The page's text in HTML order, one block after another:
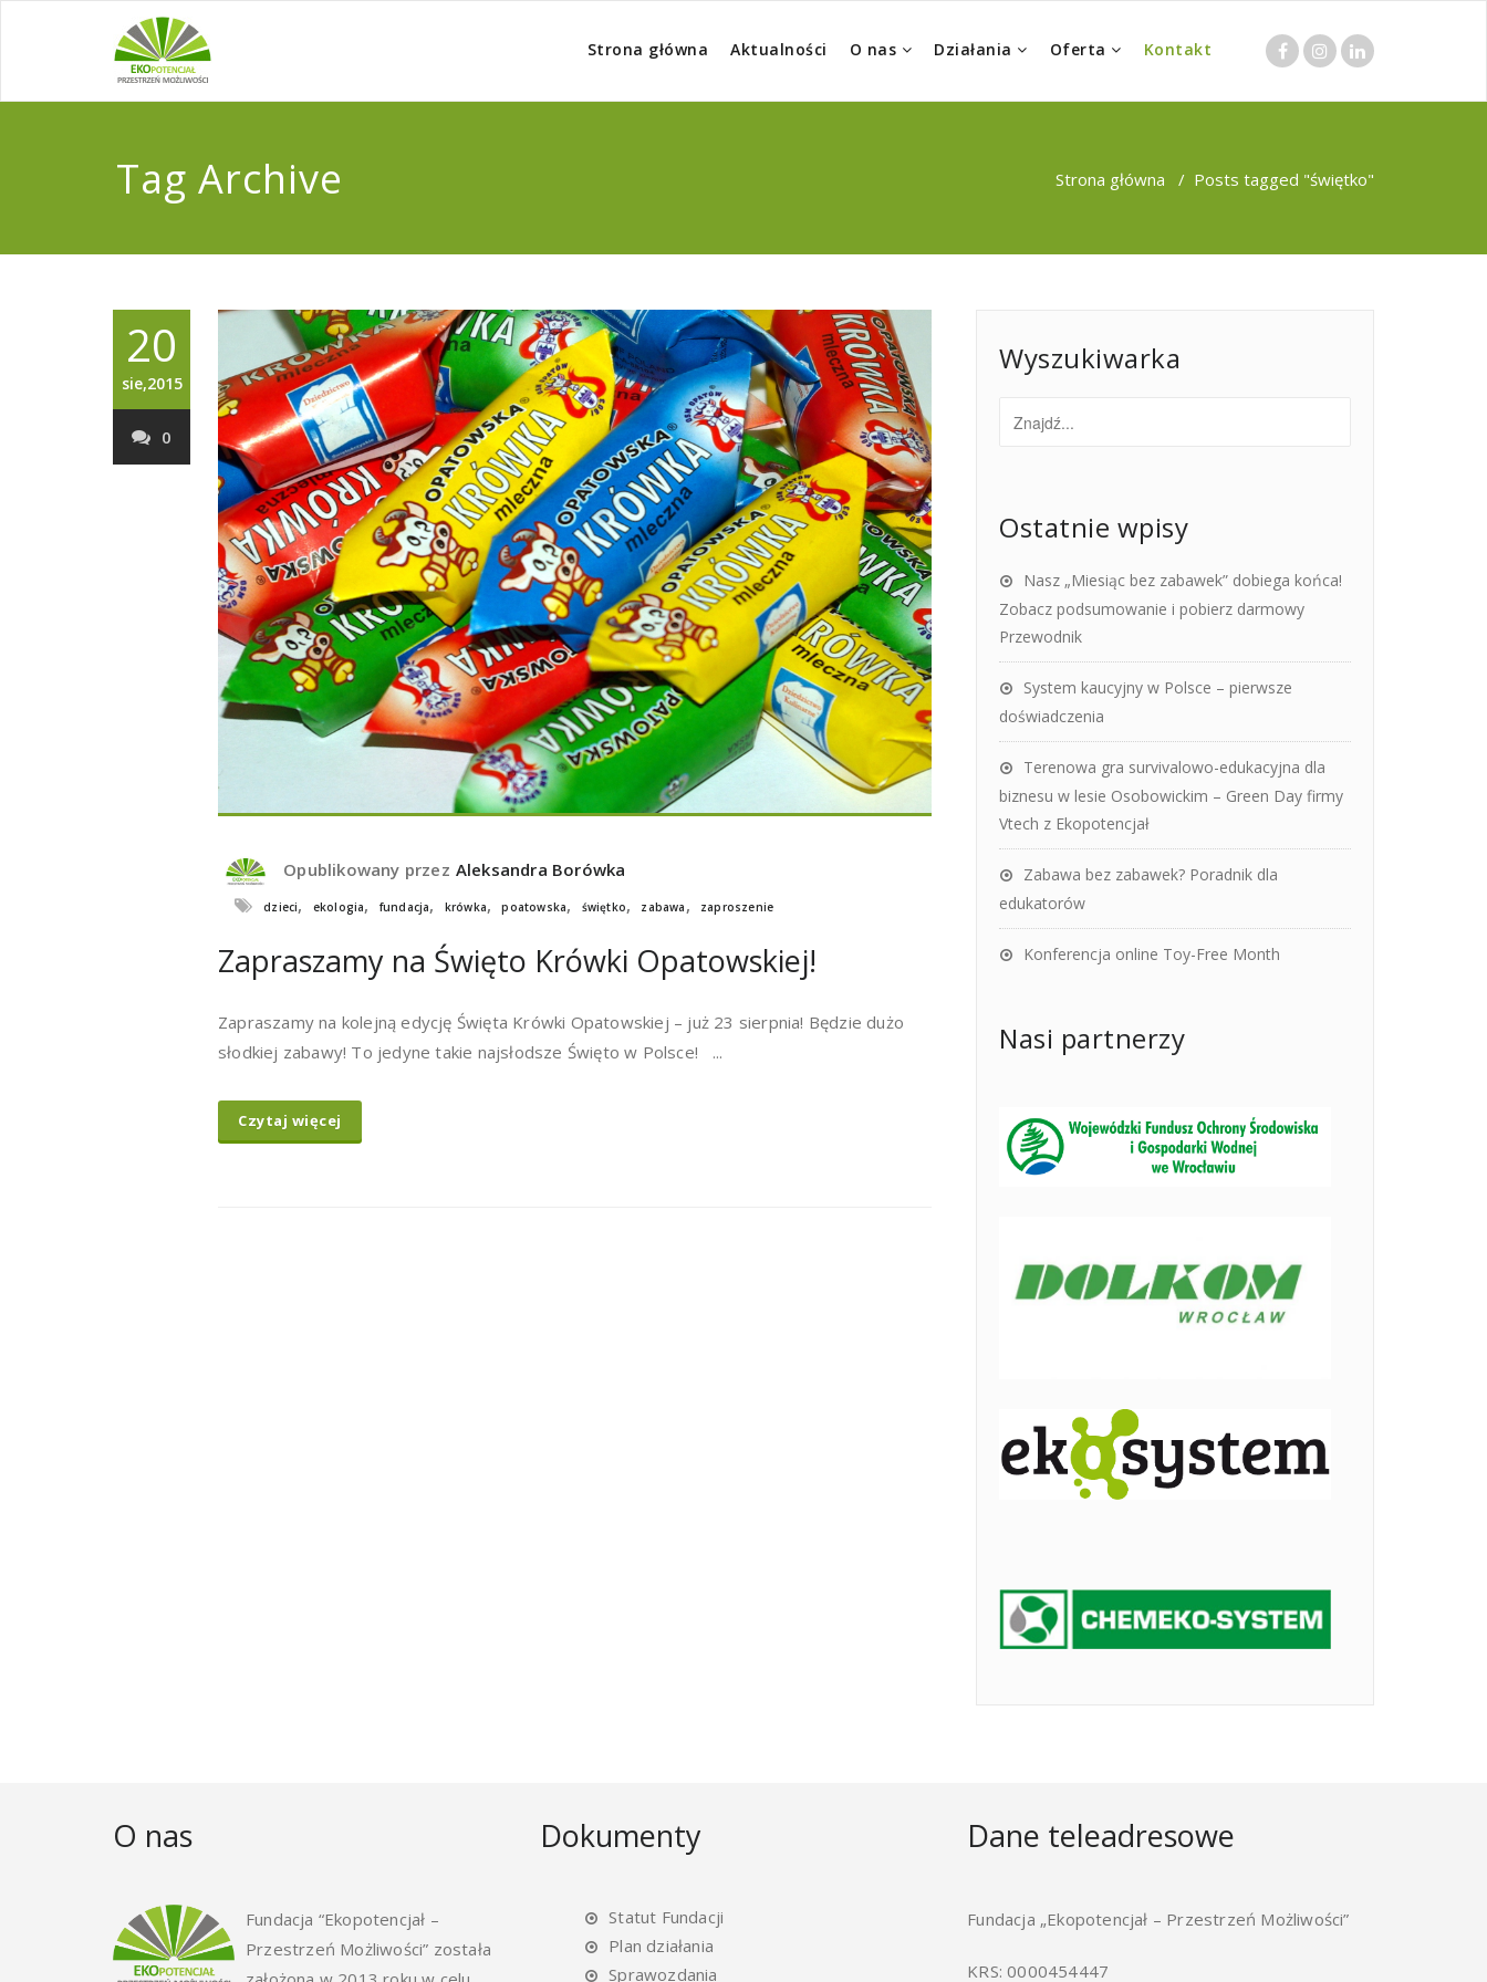
Strona główna Aktualności O nas Działania Oferta Kontakt
Tag Archive Strona główna / Posts tagged "świętko"
20
sie,2015
0
Opublikowany przez Aleksandra Borówka
dzieci, ekologia, fundacja, krówka, poatowska, świętko, zabawa , zaproszenie
Zapraszamy na Święto Krówki Opatowskiej!
Zapraszamy na kolejną edycję Święta Krówki Opatowskiej – już 23 sierpnia! Będzie dużo
słodkiej zabawy! To jedyne takie najsłodsze Święto w Polsce! ...
Czytaj więcej
Wyszukiwarka
Ostatnie wpisy
Nasz „Miesiąc bez zabawek” dobiega końca!
Zobacz podsumowanie i pobierz darmowy
Przewodnik
System kaucyjny w Polsce – pierwsze
doświadczenia
Terenowa gra survivalowo-edukacyjna dla
biznesu w lesie Osobowickim – Green Day firmy
Vtech z Ekopotencjał
Zabawa bez zabawek? Poradnik dla
edukatorów
Konferencja online Toy-Free Month
Nasi partnerzy
O nas
Fundacja “Ekopotencjał –
Przestrzeń Możliwości” została
Dokumenty
Statut Fundacji
Plan działania
Sprawozdania
Dane teleadresowe
Fundacja „Ekopotencjał – Przestrzeń Możliwości”
KRS: 0000454447